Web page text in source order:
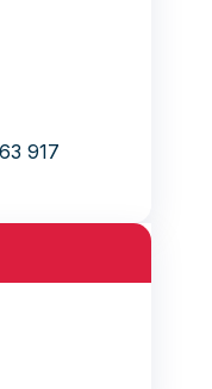
917